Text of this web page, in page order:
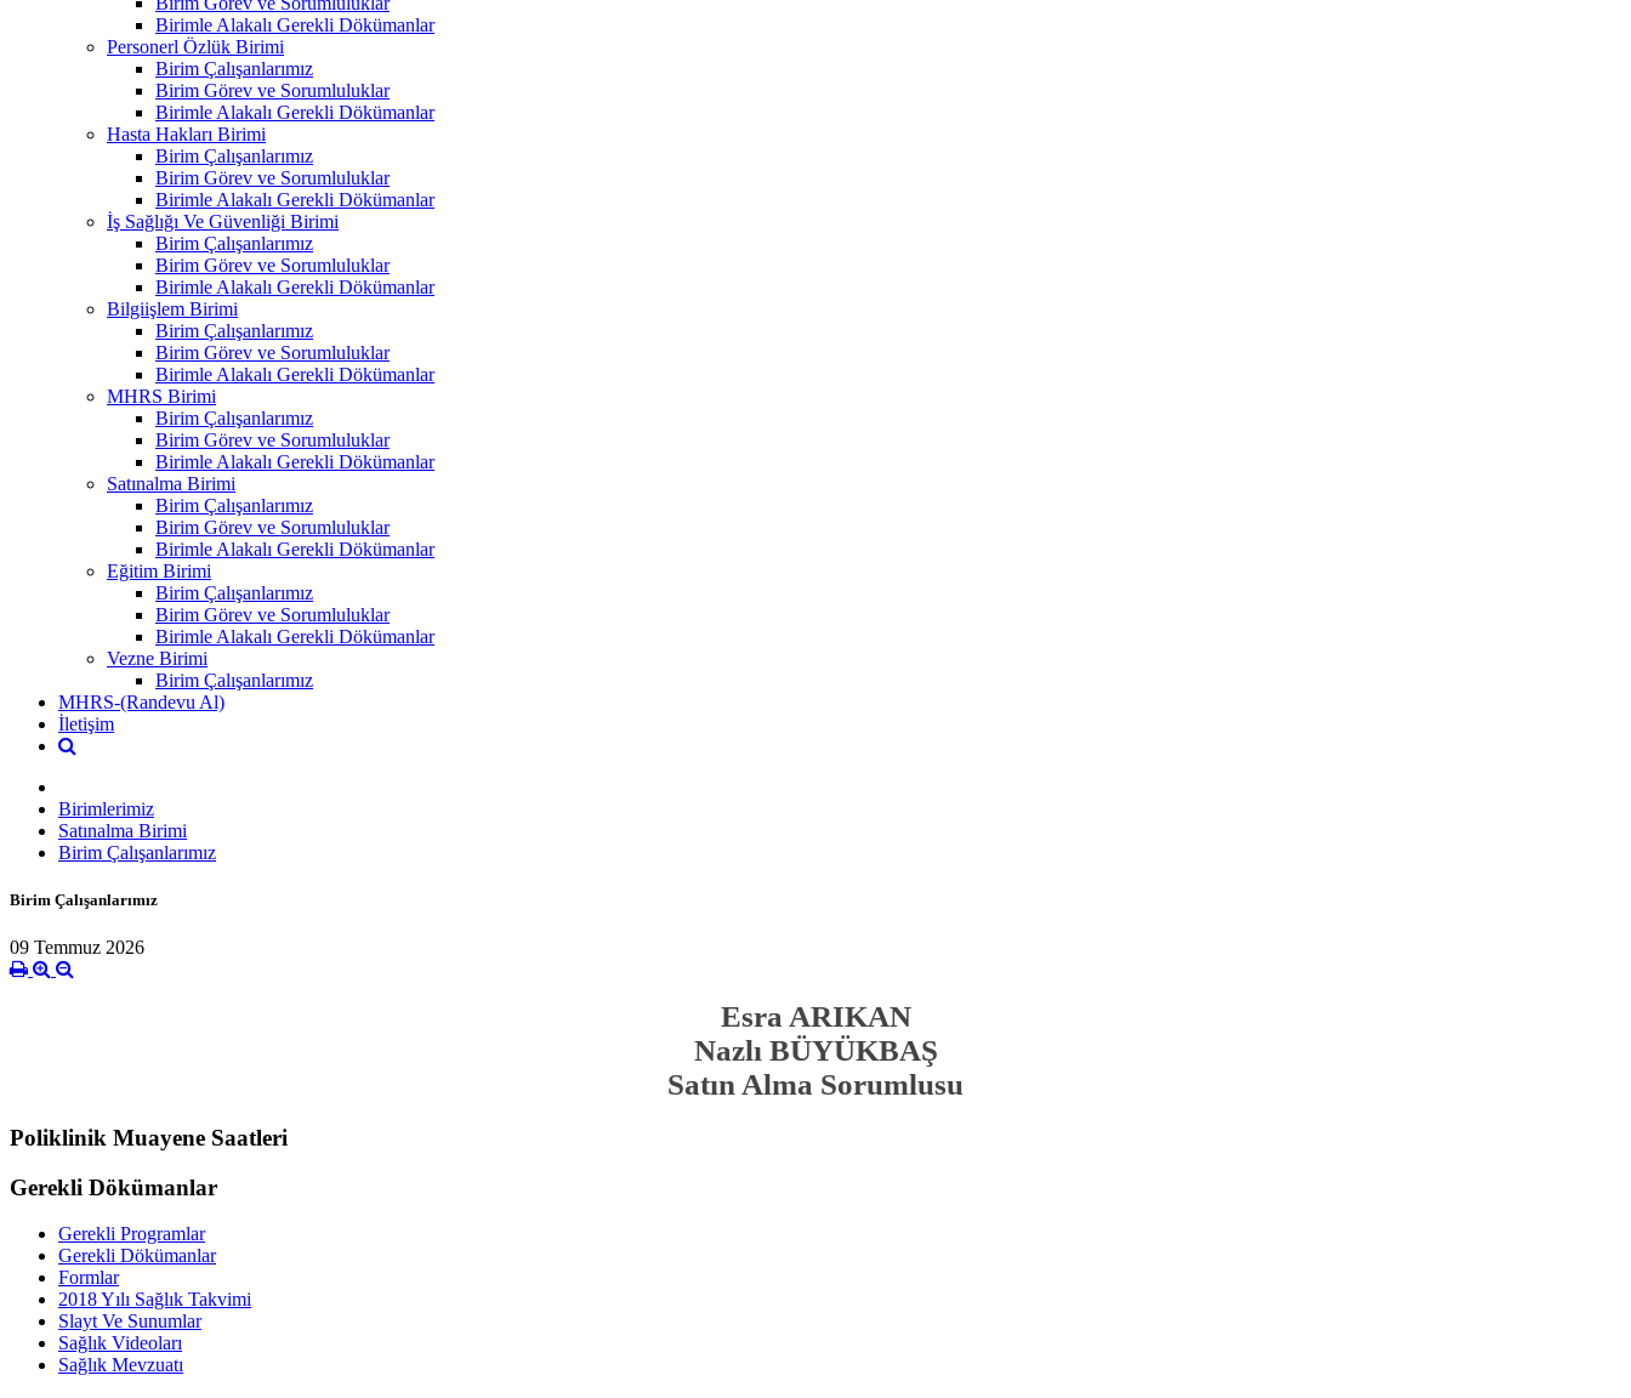
Birimle Alakalı Gerekli Dökümanlar
Personerl Özlük Birimi
Birim Çalışanlarımız
Birim Görev ve Sorumluluklar
Birimle Alakalı Gerekli Dökümanlar
Hasta Hakları Birimi
Birim Çalışanlarımız
Birim Görev ve Sorumluluklar
Birimle Alakalı Gerekli Dökümanlar
İş Sağlığı Ve Güvenliği Birimi
Birim Çalışanlarımız
Birim Görev ve Sorumluluklar
Birimle Alakalı Gerekli Dökümanlar
Bilgiişlem Birimi
Birim Çalışanlarımız
Birim Görev ve Sorumluluklar
Birimle Alakalı Gerekli Dökümanlar
MHRS Birimi
Birim Çalışanlarımız
Birim Görev ve Sorumluluklar
Birimle Alakalı Gerekli Dökümanlar
Satınalma Birimi
Birim Çalışanlarımız
Birim Görev ve Sorumluluklar
Birimle Alakalı Gerekli Dökümanlar
Eğitim Birimi
Birim Çalışanlarımız
Birim Görev ve Sorumluluklar
Birimle Alakalı Gerekli Dökümanlar
Vezne Birimi
Birim Çalışanlarımız
MHRS-(Randevu Al)
İletişim
Birimlerimiz
Satınalma Birimi
Birim Çalışanlarımız
Birim Çalışanlarımız
09 Temmuz 2026
Esra ARIKAN
Nazlı BÜYÜKBAŞ
Satın Alma Sorumlusu
Poliklinik Muayene Saatleri
Gerekli Dökümanlar
Gerekli Programlar
Gerekli Dökümanlar
Formlar
2018 Yılı Sağlık Takvimi
Slayt Ve Sunumlar
Sağlık Videoları
Sağlık Mevzuatı